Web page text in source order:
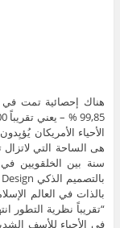
هناك إحصائية تمت
الأحياء الأمريكان
هى الساحة التي
بالذات في العالم
“تقريباً نظرية
في الأحياء للأسف